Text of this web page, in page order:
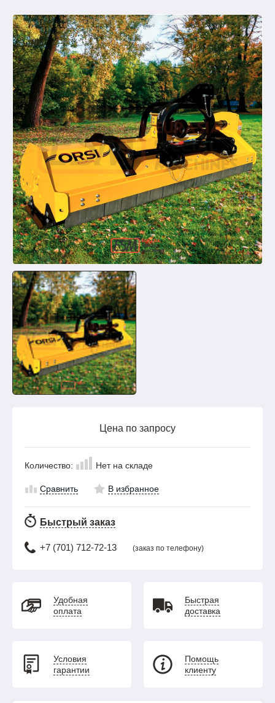
Цена по запросу
Количество: Нет на складе
Сравнить В избранное
Быстрый заказ
+7 (701) 712-72-13 (заказ по телефону)
Удобная
оплата
Быстрая
доставка
Условия
гарантии
Помощь
клиенту